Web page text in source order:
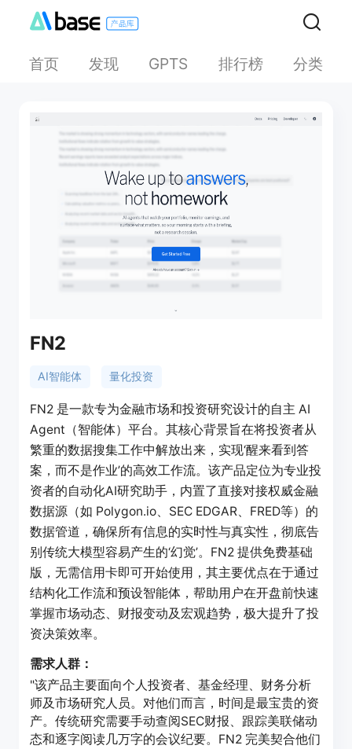
首页 发现 GPTS 排行榜 分类
FN2
AI智能体 量化投资
FN2 是一款专为金融市场和投资研究设计的自主 AI
Agent（智能体）平台。其核心背景旨在将投资者从
繁重的数据搜集工作中解放出来，实现‘醒来看到答
案，而不是作业’的高效工作流。该产品定位为专业投
资者的自动化AI研究助手，内置了直接对接权威金融
数据源（如 Polygon.io、SEC EDGAR、FRED等）的
数据管道，确保所有信息的实时性与真实性，彻底告
别传统大模型容易产生的‘幻觉’。FN2 提供免费基础
版，无需信用卡即可开始使用，其主要优点在于通过
结构化工作流和预设智能体，帮助用户在开盘前快速
掌握市场动态、财报变动及宏观趋势，极大提升了投
资决策效率。
需求人群：
"该产品主要面向个人投资者、基金经理、财务分析
师及市场研究人员。对他们而言，时间是最宝贵的资
产。传统研究需要手动查阅SEC财报、跟踪美联储动
态和逐字阅读几万字的会议纪要。FN2 完美契合他们